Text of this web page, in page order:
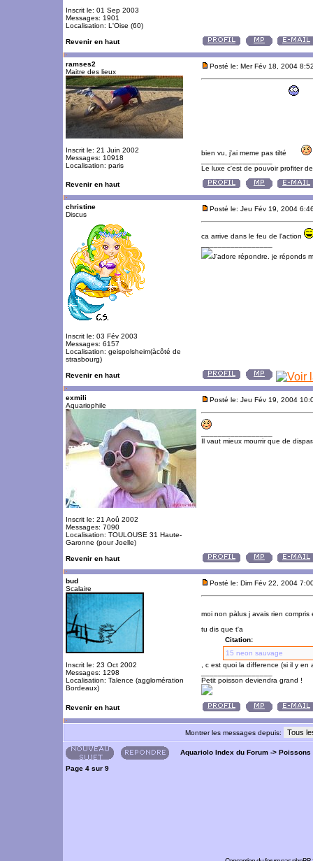
Inscrit le: 01 Sep 2003
Messages: 1901
Localisation: L'Oise (60)
Revenir en haut
ramses2
Maitre des lieux
Inscrit le: 21 Juin 2002
Messages: 10918
Localisation: paris
Posté le: Mer Fév 18, 2004
bien vu, j'ai meme pas tilté
Le luxe c'est de pouvoir profiter
Revenir en haut
christine
Discus
Inscrit le: 03 Fév 2003
Messages: 6157
Localisation: geispolsheim(àcôté de
strasbourg)
Posté le: Jeu Fév 19, 2004
ca arrive dans le feu de l'action
J'adore répondre. je réponds
Revenir en haut
exmili
Aquariophile
Inscrit le: 21 Aoû 2002
Messages: 7090
Localisation: TOULOUSE 31 Haute-
Garonne (pour Joelle)
Posté le: Jeu Fév 19, 2004
Il vaut mieux mourrir que de
Revenir en haut
bud
Scalaire
Inscrit le: 23 Oct 2002
Messages: 1298
Localisation: Talence (agglomération
Bordeaux)
Posté le: Dim Fév 22, 2004
moi non pàlus j avais rien
tu dis que t'a
Citation:
15 neon sauvage
, c est quoi la difference (si il y
Petit poisson deviendra grand !
Revenir en haut
Montrer les messages depuis:
Aquariolo Index du Forum -> Poissons
Page 4 sur 9